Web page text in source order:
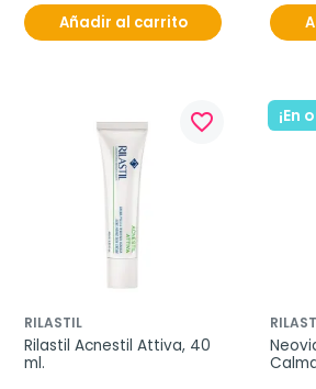
Añadir al carrito
favorite_border
RILASTIL
Rilastil Acnestil Attiva, 40
ml.
¡En